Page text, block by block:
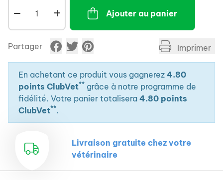
Ajouter au panier
Partager Imprimer
En achetant ce produit vous gagnerez 4.80
points ClubVet** grâce à notre programme de
fidélité. Votre panier totalisera 4.80 points
ClubVet**.
Livraison gratuite chez votre
vétérinaire